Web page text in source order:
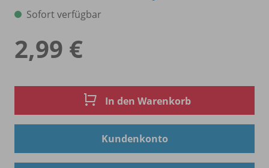
Sofort verfügbar
2,99 €
In den Warenkorb
Kundenkonto